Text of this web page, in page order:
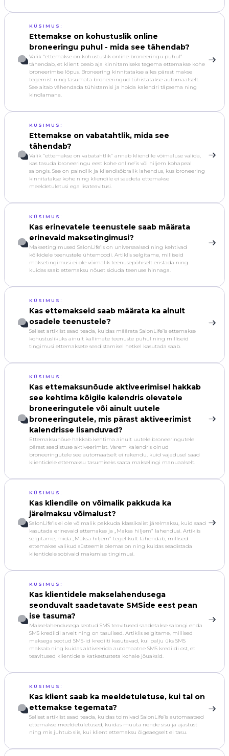
KÜSIMUS:
Ettemakse on kohustuslik online
broneeringu puhul - mida see tähendab?
Valik “ettemakse on kohustuslik online broneeringu puhul”
tähendab, et klient peab aja kinnitamiseks tegema ettemakse kohe
broneerimise lõpus. Broneering kinnitatakse alles pärast makse
tegemist ning tasumata broneeringud tühistatakse automaatselt.
See aitab vähendada tühistamisi ja hoida kalendri täpsema ning
kindlamana.
KÜSIMUS:
Ettemakse on vabatahtlik, mida see
tähendab?
Valik “ettemakse on vabatahtlik” annab kliendile võimaluse valida,
kas tasuda broneeringu eest kohe online’is või hiljem kohapeal
salongis. See on paindlik ja kliendisõbralik lahendus, kus broneering
kinnitatakse kohe ning kliendile ei saadeta ettemakse
meeldetuletusi ega lisateavitusi.
KÜSIMUS:
Kas erinevatele teenustele saab määrata
erinevaid maksetingimusi?
Maksetingimused SalonLife’is on universaalsed ning kehtivad
kõikidele teenustele ühtemoodi. Artiklis selgitame, milliseid
maksetingimusi ei ole võimalik teenusepõhiselt eristada ning
kuidas saab ettemaksu nõuet siduda teenuse hinnaga.
KÜSIMUS:
Kas ettemakseid saab määrata ka ainult
osadele teenustele?
Sellest artiklist saad teada, kuidas määrata SalonLife’is ettemakse
kohustuslikuks ainult kallimate teenuste puhul ning milliseid
tingimusi ettemaksete seadistamisel hetkel kasutada saab.
KÜSIMUS:
Kas ettemaksunõude aktiveerimisel hakkab
see kehtima kõigile kalendris olevatele
broneeringutele või ainult uutele
broneeringutele, mis pärast aktiveerimist
kalendrisse lisanduvad?
Ettemaksunõue hakkab kehtima ainult uutele broneeringutele
pärast seadistuse aktiveerimist. Varem kalendris olnud
broneeringutele see automaatselt ei rakendu, kuid vajadusel saad
klientidele ettemaksu tasumiseks saata makselingi manuaalselt.
KÜSIMUS:
Kas kliendile on võimalik pakkuda ka
järelmaksu võimalust?
SalonLife’is ei ole võimalik pakkuda klassikalist järelmaksu, kuid saad
kasutada erinevaid ettemakse ja „Maksa hiljem” lahendusi. Artiklis
selgitame, mida „Maksa hiljem” tegelikult tähendab, millised
ettemakse valikud süsteemis olemas on ning kuidas seadistada
klientidele sobivaid maksmise tingimusi.
KÜSIMUS:
Kas klientidele makselahendusega
seonduvalt saadetavate SMSide eest pean
ise tasuma?
Makselahendusega seotud SMS teavitused saadetakse salongi enda
SMS krediidi arvelt ning on tasulised. Artiklis selgitame, millised
maksega seotud SMS-id krediiti kasutavad, kui palju üks SMS
maksab ning kuidas aktiveerida automaatne SMS krediidi ost, et
teavitused klientidele katkestusteta kohale jõuaksid.
KÜSIMUS:
Kas klient saab ka meeldetuletuse, kui tal on
ettemakse tegemata?
Sellest artiklist saad teada, kuidas toimivad SalonLife’is automaatsed
ettemakse meeldetuletused, kuidas muuta nende sisu ja ajastust
ning mis juhtub siis, kui klient ettemaksu õigeaegselt ei tasu.